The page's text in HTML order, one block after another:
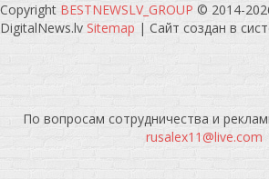
Copyright BESTNEWSLV_GROUP © 2014-
DigitalNews.lv Sitemap | Сайт создан в
По вопросам сотрудничества и
rusalex11@live.com